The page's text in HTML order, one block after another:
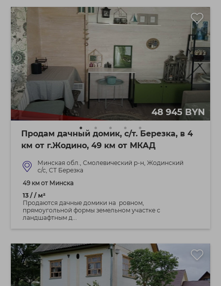
48 945 BYN
Продам дачный домик, с/т. Березка, в 4
км от г.Жодино, 49 км от МКАД
Минская обл., Смолевический р-н, Жодинский
с/с, СТ Березка
49 км от Минска
13 / / м²
Продаются дачные домики на ровном,
прямоугольной формы земельном участке с
ландшафтным д...